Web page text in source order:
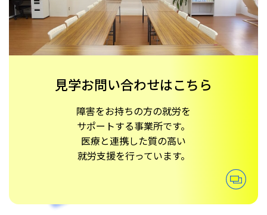
見学お問い合わせはこちら
障害をお持ちの方の就労を
サポートする事業所です。
医療と連携した質の高い
就労支援を行っています。